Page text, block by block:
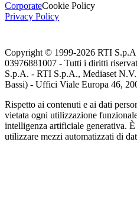
CorporateCookie Policy
Privacy Policy
Copyright © 1999-2026 RTI
03976881007 - Tutti i diritti
S.p.A. - RTI S.p.A., Mediaset
Bassi) - Uffici Viale Europa 46,
Rispetto ai contenuti e ai dati
vietata ogni utilizzazione
intelligenza artificiale generativa.
utilizzare mezzi automatizzati di